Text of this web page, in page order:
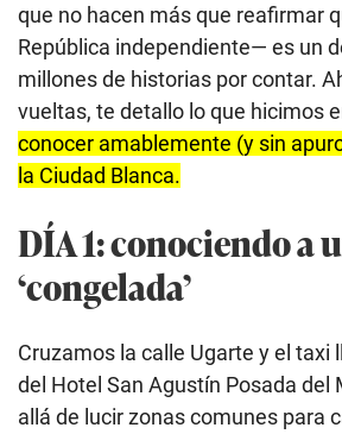
que no hacen más que reafirmar
República independiente— es un
millones de historias por contar.
vueltas, te detallo lo que hicimos
conocer amablemente (y sin
la Ciudad Blanca.
DÍA 1: conociendo a
‘congelada’
Cruzamos la calle Ugarte y el taxi
del Hotel San Agustín Posada del
allá de lucir zonas comunes para